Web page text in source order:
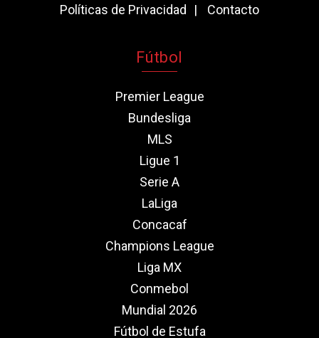
Políticas de Privacidad
Contacto
Fútbol
Premier League
Bundesliga
MLS
Ligue 1
Serie A
LaLiga
Concacaf
Champions League
Liga MX
Conmebol
Mundial 2026
Fútbol de Estufa